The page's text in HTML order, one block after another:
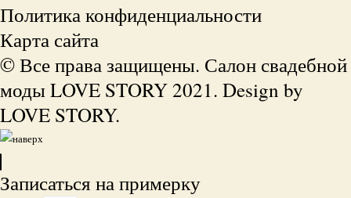
Политика конфиденциальности
Карта сайта
© Все права защищены. Салон свадебной
моды LOVE STORY 2021. Design by
LOVE STORY.
Записаться на примерку